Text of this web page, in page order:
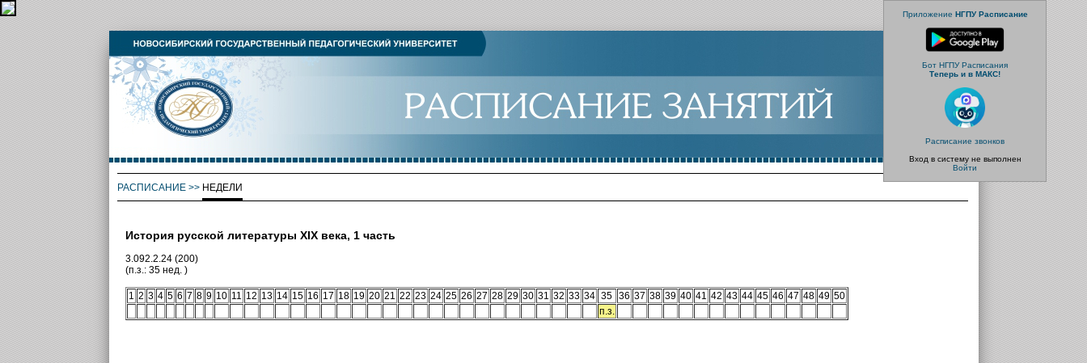
Приложение НГПУ Расписание
Бот НГПУ Расписания
Теперь и в МАКС!
Расписание звонков
Вход в систему не выполнен
Войти
РАСПИСАНИЕ>> НЕДЕЛИ
История русской литературы XIX века, 1 часть
3.092.2.24 (200)
(п.з.: 35 нед. )
1 2 3 4 5 6 7 8 9 10 11 12 13 14 15 16 17 18 19 20 21 22 23 24 25 26 27 28 29 30 31 32 33 34 35 36 37 38 39 40 41 42 43 44 45 46 47 48 49 50
п.з.